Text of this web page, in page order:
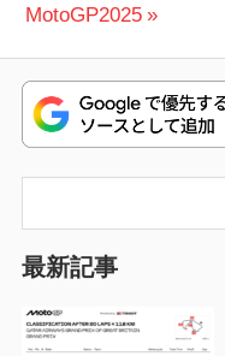
ビ
ゲ
ー
ン
投
MotoGP2025
最新記事